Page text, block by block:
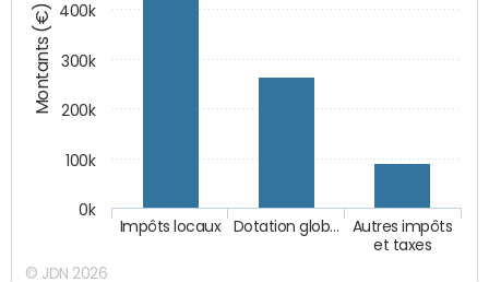
Montants (€)
Autres impôts
et taxes
Dotation glob…
Impôts locaux
0k
100k
200k
300k
400k
© JDN 2026